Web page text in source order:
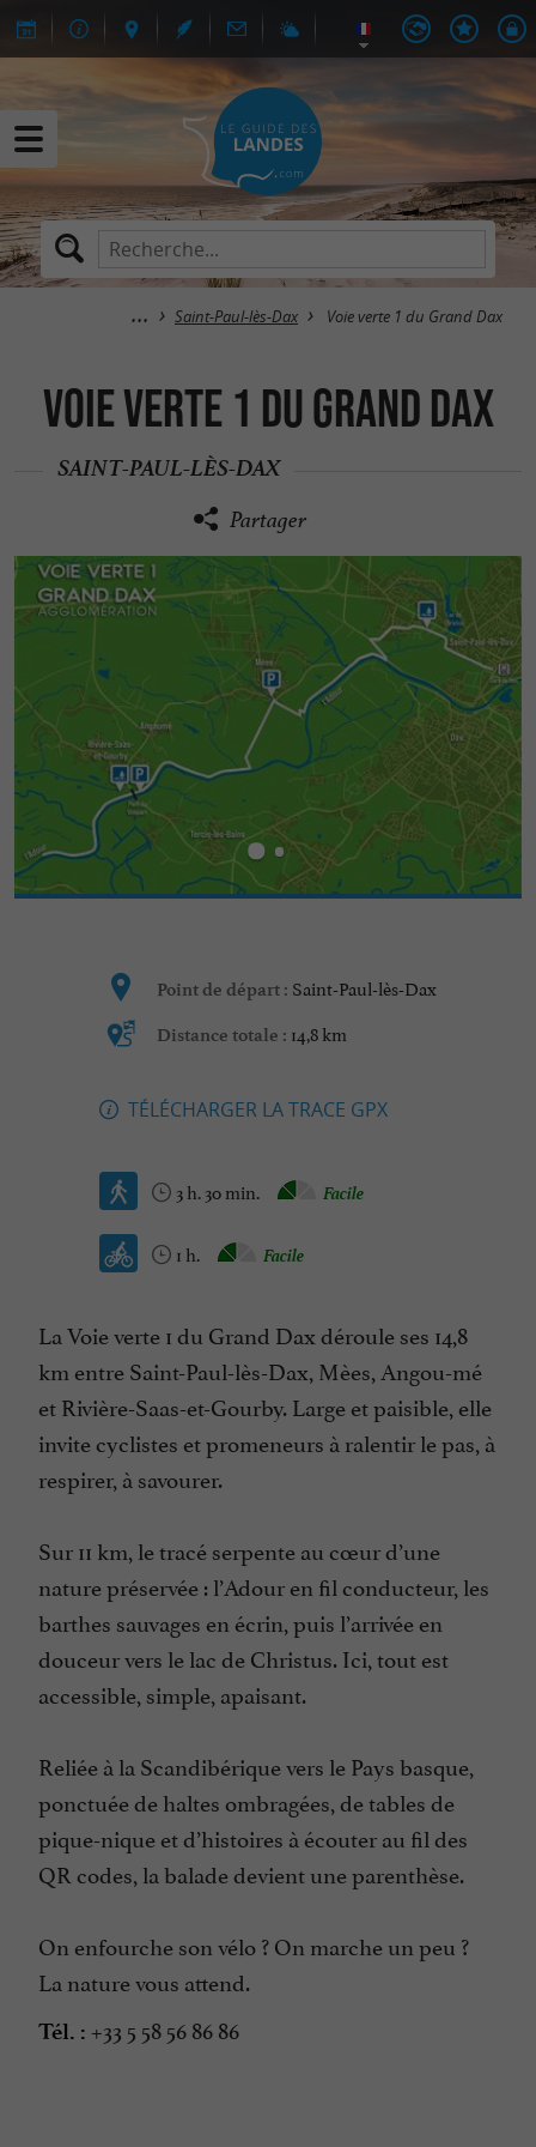
Saint-Paul-lès-Dax Voie verte 1 du Grand Dax
Voie verte 1 du Grand Dax
SAINT-PAUL-LÈS-DAX
Partager
Point de départ : Saint-Paul-lès-Dax
Distance totale : 14,8 km
TÉLÉCHARGER LA TRACE GPX
3 h. 30 min. Facile
1 h. Facile
La Voie verte 1 du Grand Dax déroule ses 14,8
km entre Saint-Paul-lès-Dax, Mèes, Angou-mé
et Rivière-Saas-et-Gourby. Large et paisible, elle
invite cyclistes et promeneurs à ralentir le pas, à
respirer, à savourer.
Sur 11 km, le tracé serpente au cœur d’une
nature préservée : l’Adour en fil conducteur, les
barthes sauvages en écrin, puis l’arrivée en
douceur vers le lac de Christus. Ici, tout est
accessible, simple, apaisant.
Reliée à la Scandibérique vers le Pays basque,
ponctuée de haltes ombragées, de tables de
pique-nique et d’histoires à écouter au fil des
QR codes, la balade devient une parenthèse.
On enfourche son vélo ? On marche un peu ?
La nature vous attend.
Tél. : +33 5 58 56 86 86